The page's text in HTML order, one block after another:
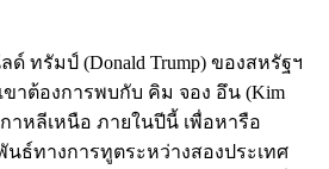
ทรัมป์ (Donald Trump) ของสหรัฐฯ
ขาต้องการพบกับ คิม จอง อึน (Kim
กาหลีเหนือ ภายในปีนี้ เพื่อหารือ
ธ์ทางการทูตระหว่างสองประเทศ